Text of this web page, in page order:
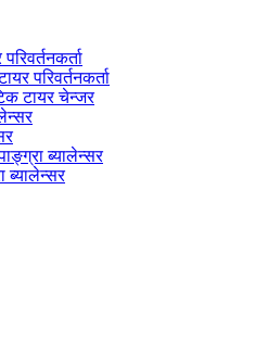
परिवर्तनकर्ता
टायर चेन्जर
ब्यालेन्सर
ब्यालेन्सर